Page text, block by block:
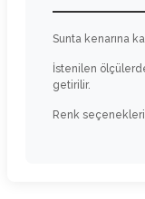
Sunta kenarına
İstenilen
getirilir.
Renk